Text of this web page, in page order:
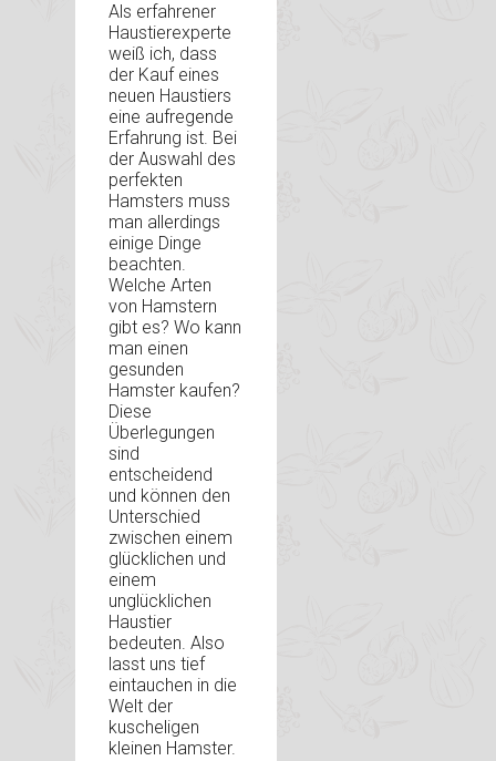
Als erfahrener
Haustierexperte
weiß ich, dass
der Kauf eines
neuen Haustiers
eine aufregende
Erfahrung ist. Bei
der Auswahl des
perfekten
Hamsters muss
man allerdings
einige Dinge
beachten.
Welche Arten
von Hamstern
gibt es? Wo kann
man einen
gesunden
Hamster kaufen?
Diese
Überlegungen
sind
entscheidend
und können den
Unterschied
zwischen einem
glücklichen und
einem
unglücklichen
Haustier
bedeuten. Also
lasst uns tief
eintauchen in die
Welt der
kuscheligen
kleinen Hamster.